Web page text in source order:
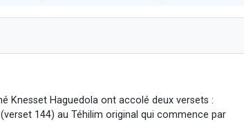
Knesset Haguedola ont accolé deux versets :
144) au Téhilim original qui commence par